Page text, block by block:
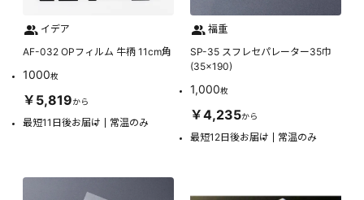
イデア
AF-032 OPフィルム 牛柄 11cm角
1000枚
￥5,819から
最短11日後お届け 常温のみ
福重
SP-35 スフレセパレーター35巾
(35×190)
1,000枚
￥4,235から
最短12日後お届け 常温のみ